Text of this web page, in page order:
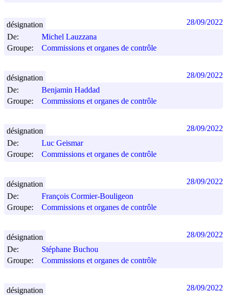
De:
Michel Lauzzana
Groupe:
Commissions et organes de contrôle
désignation 28/09/2022
De:
Benjamin Haddad
Groupe:
Commissions et organes de contrôle
désignation 28/09/2022
De:
Luc Geismar
Groupe:
Commissions et organes de contrôle
désignation 28/09/2022
De:
François Cormier-Bouligeon
Groupe:
Commissions et organes de contrôle
désignation 28/09/2022
De:
Stéphane Buchou
Groupe:
Commissions et organes de contrôle
désignation 28/09/2022
désignation 28/09/2022